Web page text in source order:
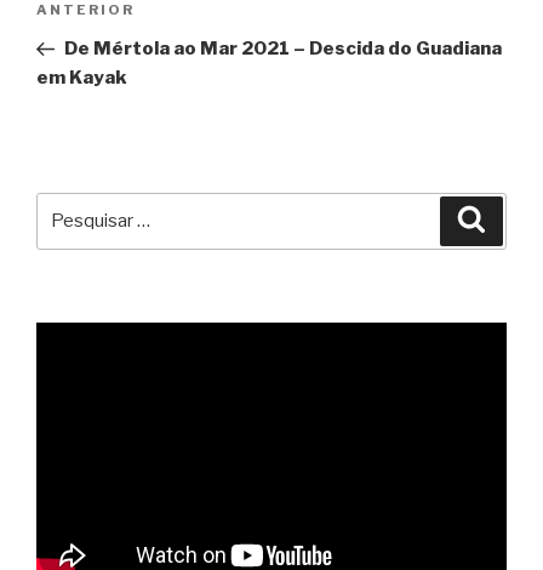
artigos
Conteúdo
anterior
ANTERIOR
De Mértola ao Mar 2021 – Descida do Guadiana
em Kayak